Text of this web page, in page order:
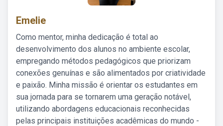
Emelie
Como mentor, minha dedicação é total ao
desenvolvimento dos alunos no ambiente escolar,
empregando métodos pedagógicos que priorizam
conexões genuínas e são alimentados por criatividade
e paixão. Minha missão é orientar os estudantes em
sua jornada para se tornarem uma geração notável,
utilizando abordagens educacionais reconhecidas
pelas principais instituições acadêmicas do mundo -